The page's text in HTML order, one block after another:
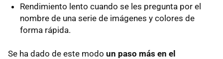
Rendimiento lento cuando se les pregunta por el
nombre de una serie de imágenes y colores de
forma rápida.
Se ha dado de este modo un paso más en el